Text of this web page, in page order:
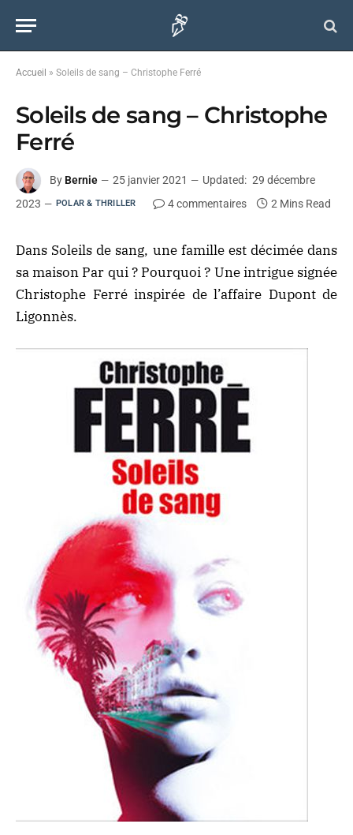
Accueil » Soleils de sang – Christophe Ferré
Soleils de sang – Christophe
Ferré
By Bernie 25 janvier 2021 Updated: 29 décembre
2023
POLAR & THRILLER 4 commentaires 2 Mins Read
Dans Soleils de sang, une famille est décimée dans
sa maison Par qui ? Pourquoi ? Une intrigue signée
Christophe Ferré inspirée de l’affaire Dupont de
Ligonnès.